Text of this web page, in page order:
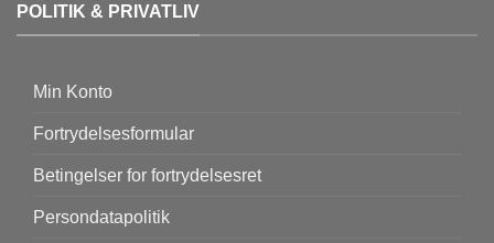
POLITIK & PRIVATLIV
Min Konto
Fortrydelsesformular
Betingelser for fortrydelsesret
Persondatapolitik